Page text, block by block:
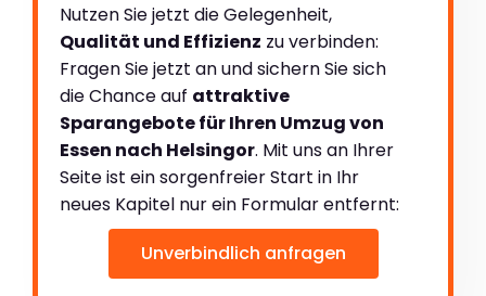
Nutzen Sie jetzt die Gelegenheit,
Qualität und Effizienz zu verbinden:
Fragen Sie jetzt an und sichern Sie sich
die Chance auf attraktive
Sparangebote für Ihren Umzug von
Essen nach Helsingor. Mit uns an Ihrer
Seite ist ein sorgenfreier Start in Ihr
neues Kapitel nur ein Formular entfernt:
Unverbindlich anfragen